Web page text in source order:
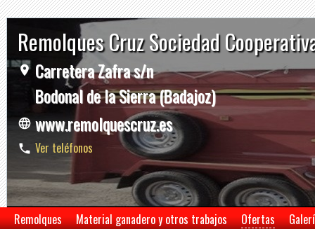
Remolques Cruz Sociedad
Carretera Zafra s/n
Bodonal de la Sierra (Badajoz)
www.remolquescruz.es
Ver teléfonos
Remolques Material ganadero y otros trabajos Ofertas